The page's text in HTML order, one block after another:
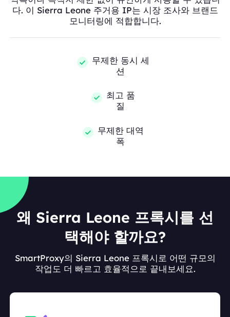
다. 이 Sierra Leone 주거용 IP는 시장 조사와 브랜드
모니터링에 적합합니다.
무제한 동시 세
션
최고 품
질
무제한 대역
폭
왜 Sierra Leone 프록시를 선
택해야 할까요?
SmartProxy의 Sierra Leone 프록시로 어떤 규모의
작업도 더 빠르고 효율적으로 끝내보세요.